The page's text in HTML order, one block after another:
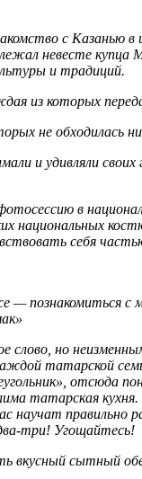
с Казанью в
невесте купца
и традиций.
из которых
не обходилась ни
и удивляли
в
национальных
себя
познакомиться с
слово, но
татарской
отсюда
татарская кухня.
научат
три! Угощайтесь!
вкусный сытный